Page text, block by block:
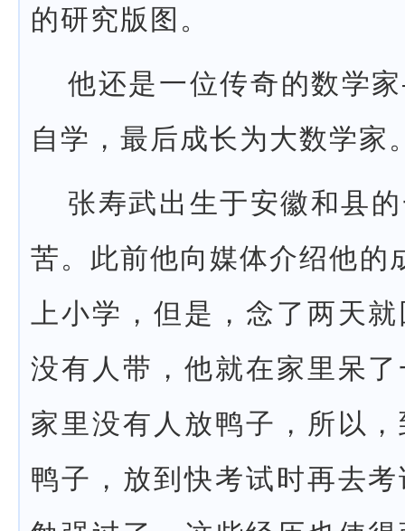
的研究版图。
他还是一位传奇的数学
自学，最后成长为大数学家
张寿武出生于安徽和县
苦。此前他向媒体介绍他的
上小学，但是，念了两天
没有人带，他就在家里呆
家里没有人放鸭子，所以
鸭子，放到快考试时再去